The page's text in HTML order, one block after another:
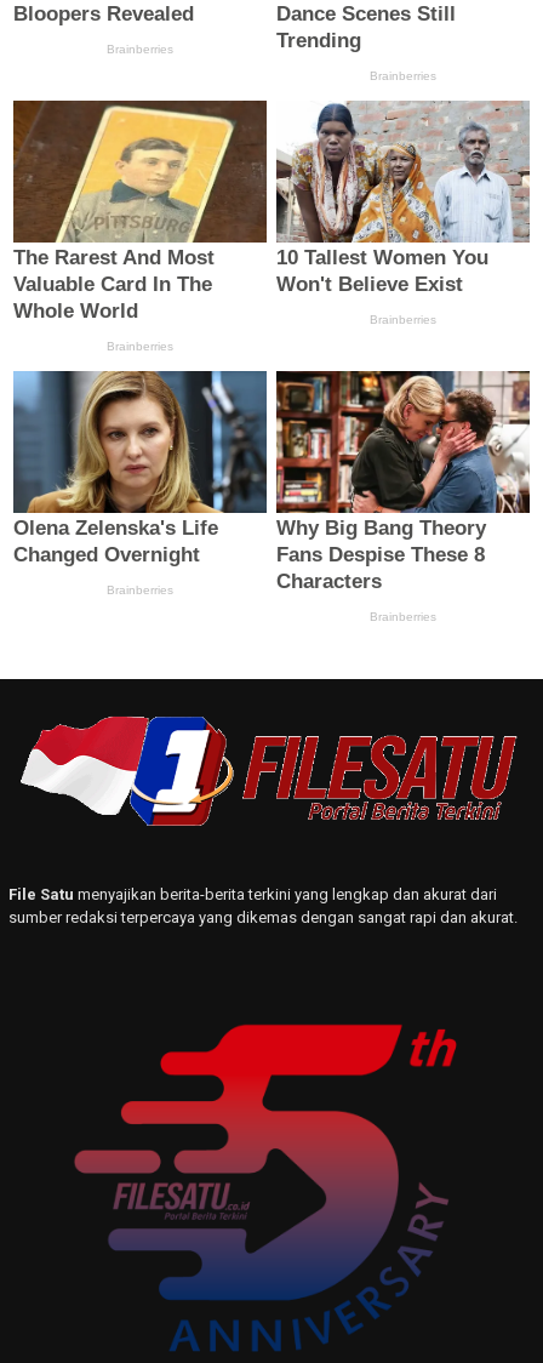
File Satu menyajikan berita-berita terkini yang lengkap dan akurat dari
sumber redaksi terpercaya yang dikemas dengan sangat rapi dan akurat.